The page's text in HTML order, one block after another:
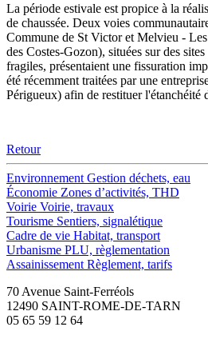
La période estivale est propice à la
de chaussée. Deux voies
Commune de St Victor et Melvieu -
des Costes-Gozon), situées sur des
fragiles, présentaient une fissuration
été récemment traitées par une
Périgueux) afin de restituer l'étanchéité
Retour
Environnement Gestion déchets, eau
Économie Zones d’activités, THD
Voirie Voirie, travaux
Tourisme Sentiers, signalétique
Cadre de vie Habitat, transport
Urbanisme PLU, règlementation
Assainissement Règlement, tarifs
70 Avenue Saint-Ferréols
12490 SAINT-ROME-DE-TARN
05 65 59 12 64